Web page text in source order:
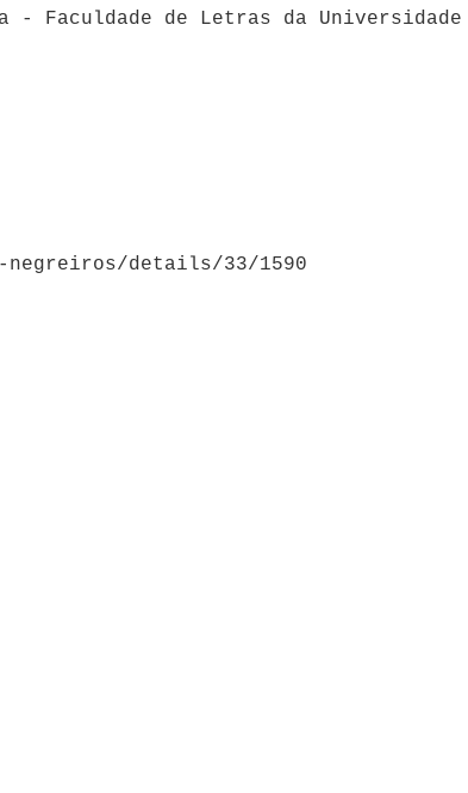
- Faculdade de Letras da
negreiros/details/33/1590